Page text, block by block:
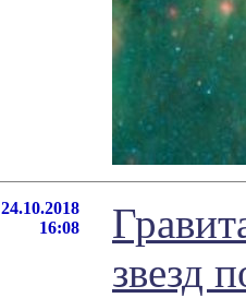
24.10.2018
16:08
звезд